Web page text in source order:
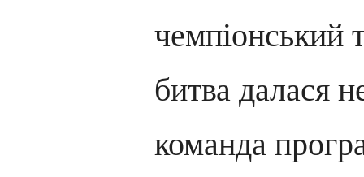
чемпіонський
битва далася
команда